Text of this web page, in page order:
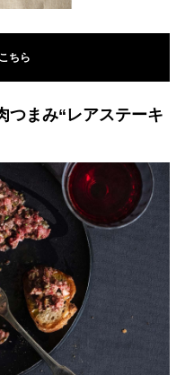
ちら
つまみ“レアステーキ